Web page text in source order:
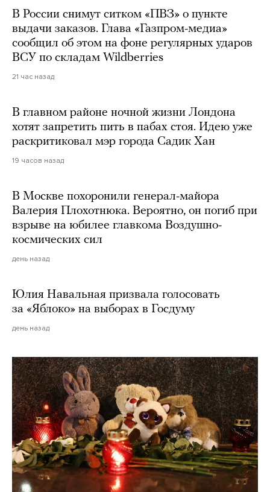
В России снимут ситком «ПВЗ» о пункте
выдачи заказов. Глава «Газпром-медиа»
сообщил об этом на фоне регулярных ударов
ВСУ по складам Wildberries
21 час назад
В главном районе ночной жизни Лондона
хотят запретить пить в пабах стоя. Идею уже
раскритиковал мэр города Садик Хан
19 часов назад
В Москве похоронили генерал-майора
Валерия Плохотнюка. Вероятно, он погиб при
взрыве на юбилее главкома Воздушно-
космических сил
день назад
Юлия Навальная призвала голосовать
за «Яблоко» на выборах в Госдуму
день назад